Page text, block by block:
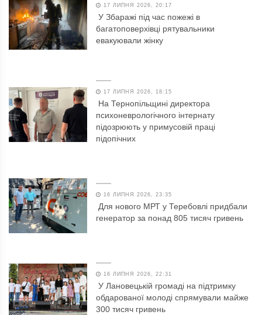
17 ЛИПНЯ 2026, 20:17
У Збаражі під час пожежі в
багатоповерхівці рятувальники
евакуювали жінку
17 ЛИПНЯ 2026, 18:15
На Тернопільщині директора
психоневрологічного інтернату
підозрюють у примусовій праці
підопічних
16 ЛИПНЯ 2026, 23:35
Для нового МРТ у Теребовлі придбали
генератор за понад 805 тисяч гривень
16 ЛИПНЯ 2026, 22:31
У Лановецькій громаді на підтримку
обдарованої молоді спрямували майже
300 тисяч гривень